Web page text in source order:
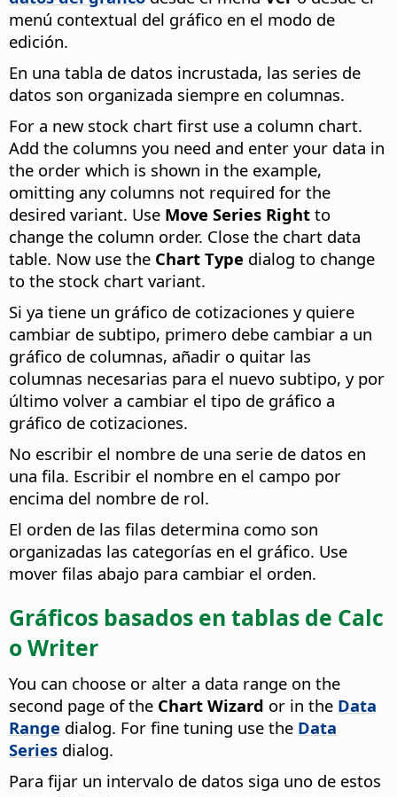
menú contextual del gráfico en el modo de
edición.
En una tabla de datos incrustada, las series de
datos son organizada siempre en columnas.
For a new stock chart first use a column chart.
Add the columns you need and enter your data in
the order which is shown in the example,
omitting any columns not required for the
desired variant. Use Move Series Right to
change the column order. Close the chart data
table. Now use the Chart Type dialog to change
to the stock chart variant.
Si ya tiene un gráfico de cotizaciones y quiere
cambiar de subtipo, primero debe cambiar a un
gráfico de columnas, añadir o quitar las
columnas necesarias para el nuevo subtipo, y por
último volver a cambiar el tipo de gráfico a
gráfico de cotizaciones.
No escribir el nombre de una serie de datos en
una fila. Escribir el nombre en el campo por
encima del nombre de rol.
El orden de las filas determina como son
organizadas las categorías en el gráfico. Use
mover filas abajo para cambiar el orden.
Gráficos basados en tablas de Calc
o Writer
You can choose or alter a data range on the
second page of the Chart Wizard or in the Data
Range dialog. For fine tuning use the Data
Series dialog.
Para fijar un intervalo de datos siga uno de estos